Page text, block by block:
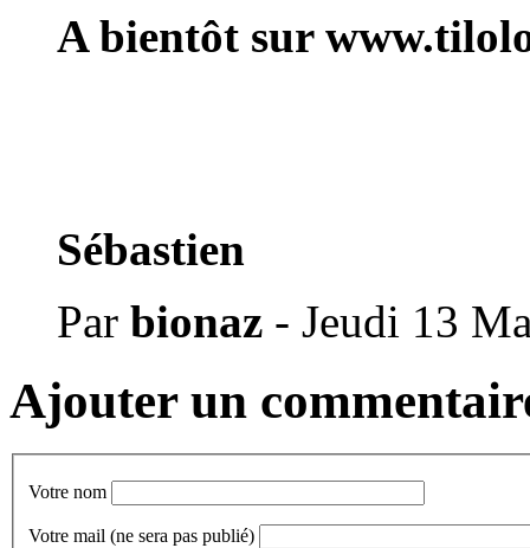
A bientôt sur
Sébastien
Par bionaz - Jeudi 13
Ajouter un
Votre nom
Votre mail (ne sera pas publié)